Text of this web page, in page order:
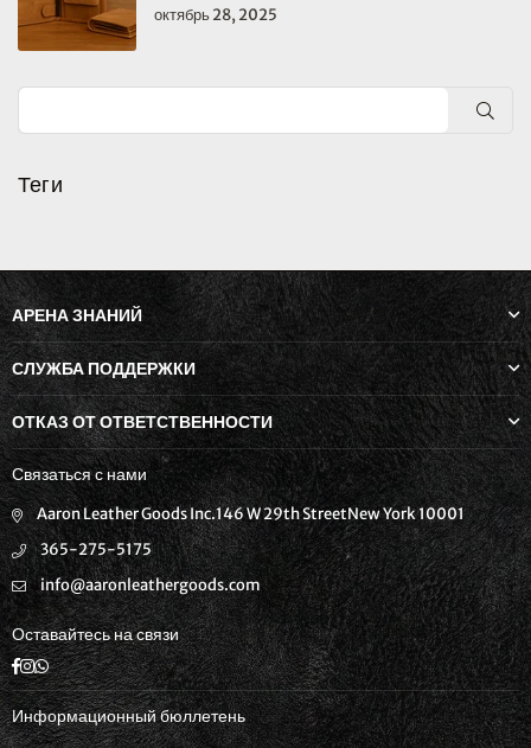
октябрь 28, 2025
Теги
АРЕНА ЗНАНИЙ
СЛУЖБА ПОДДЕРЖКИ
ОТКАЗ ОТ ОТВЕТСТВЕННОСТИ
Связаться с нами
Aaron Leather Goods Inc.146 W 29th StreetNew York 10001
365-275-5175
info@aaronleathergoods.com
Оставайтесь на связи
Facebook
Instagram
Whatsapp
Информационный бюллетень